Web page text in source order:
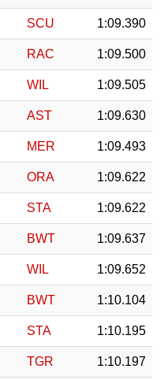
SCU 1:09.390
RAC 1:09.500
WIL 1:09.505
AST 1:09.630
MER 1:09.493
ORA 1:09.622
STA 1:09.622
BWT 1:09.637
WIL 1:09.652
BWT 1:10.104
STA 1:10.195
TGR 1:10.197